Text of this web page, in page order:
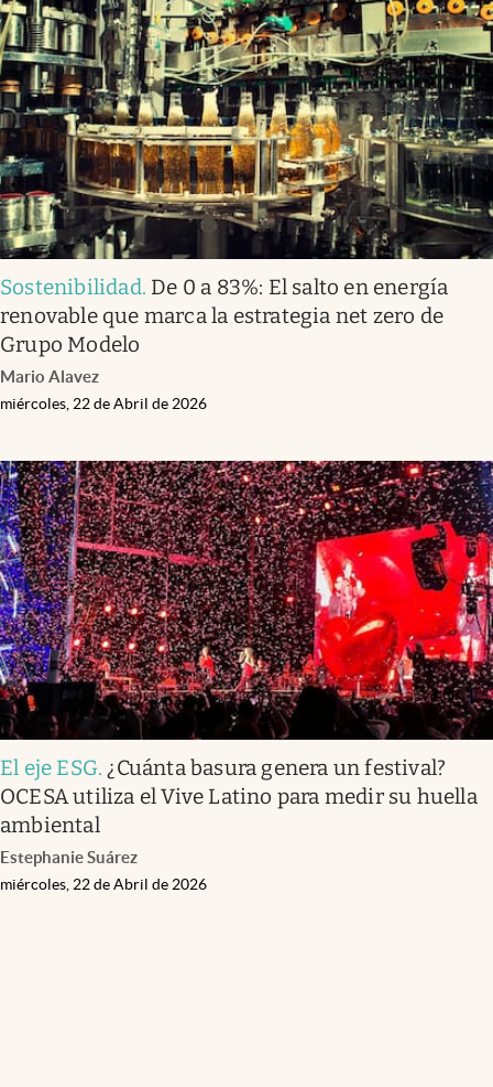
Sostenibilidad. De 0 a 83%: El salto en energía
renovable que marca la estrategia net zero de
Grupo Modelo
Mario Alavez
miércoles, 22 de Abril de 2026
El eje ESG. ¿Cuánta basura genera un festival?
OCESA utiliza el Vive Latino para medir su huella
ambiental
Estephanie Suárez
miércoles, 22 de Abril de 2026